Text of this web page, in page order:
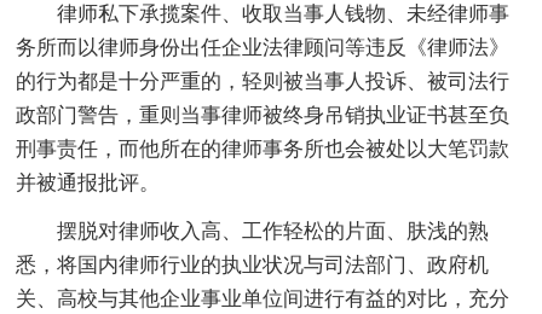
律师私下承揽案件、收取当事人钱物、未经律师事
务所而以律师身份出任企业法律顾问等违反《律师法》
的行为都是十分严重的，轻则被当事人投诉、被司法行
政部门警告，重则当事律师被终身吊销执业证书甚至负
刑事责任，而他所在的律师事务所也会被处以大笔罚款
并被通报批评。
摆脱对律师收入高、工作轻松的片面、肤浅的熟
悉，将国内律师行业的执业状况与司法部门、政府机
关、高校与其他企业事业单位间进行有益的对比，充分